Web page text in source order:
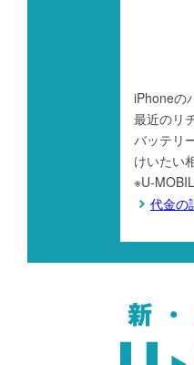
iPhoneの
最近のリ
バッテリ
けいたい
※U-
代金の